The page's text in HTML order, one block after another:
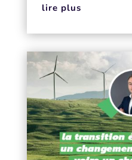
lire plus